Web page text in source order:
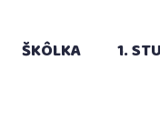
ŠKÔLKA 1.